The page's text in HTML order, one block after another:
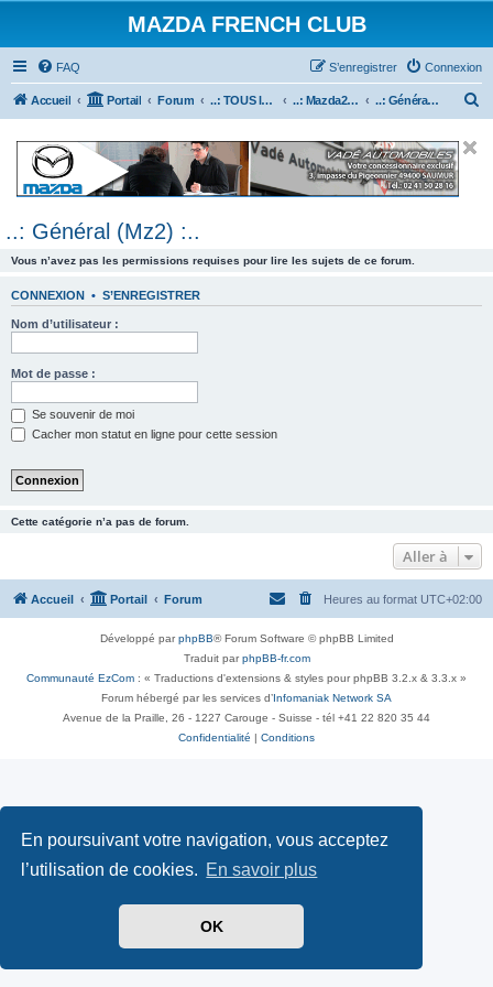
En poursuivant votre navigation, vous acceptez
l’utilisation de cookies. En savoir plus
OK
MAZDA FRENCH CLUB
FAQ Connexion
S’enregistrer
Accueil Portail Forum ..: TOUS les Véhicules MAZDA :.. ..: Mazda2 :.. ..: Général (Mz2) :..
e
..: Général (Mz2) :..
Vous n’avez pas les permissions requises pour lire les sujets de ce forum.
CONNEXION • S’ENREGISTRER
Nom d’utilisateur :
Mot de passe :
Se souvenir de moi
Cacher mon statut en ligne pour cette session
Cette catégorie n’a pas de forum.
Aller à
Accueil Portail Forum Heures au format UTC+02:00
Développé parphpBB® Forum Software © phpBB Limited
Traduit parphpBB-fr.com
Communauté EzCom : « Traductions d'extensions & styles pour phpBB 3.2.x & 3.3.x »
Forum hébergé par les services d’ Infomaniak Network SA
Avenue de la Praille, 26 - 1227 Carouge - Suisse - tél +41 22 820 35 44
Confidentialité
Conditions